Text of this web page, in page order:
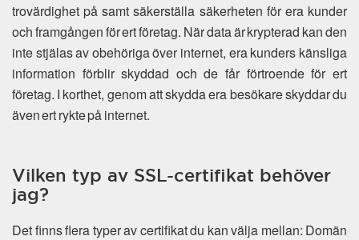
trovärdighet på samt säkerställa säkerheten för era kunder
och framgången för ert företag. När data är krypterad kan den
inte stjälas av obehöriga över internet, era kunders känsliga
information förblir skyddad och de får förtroende för ert
företag. I korthet, genom att skydda era besökare skyddar du
även ert rykte på internet.
Vilken typ av SSL-certifikat behöver
jag?
Det finns flera typer av certifikat du kan välja mellan: Domän